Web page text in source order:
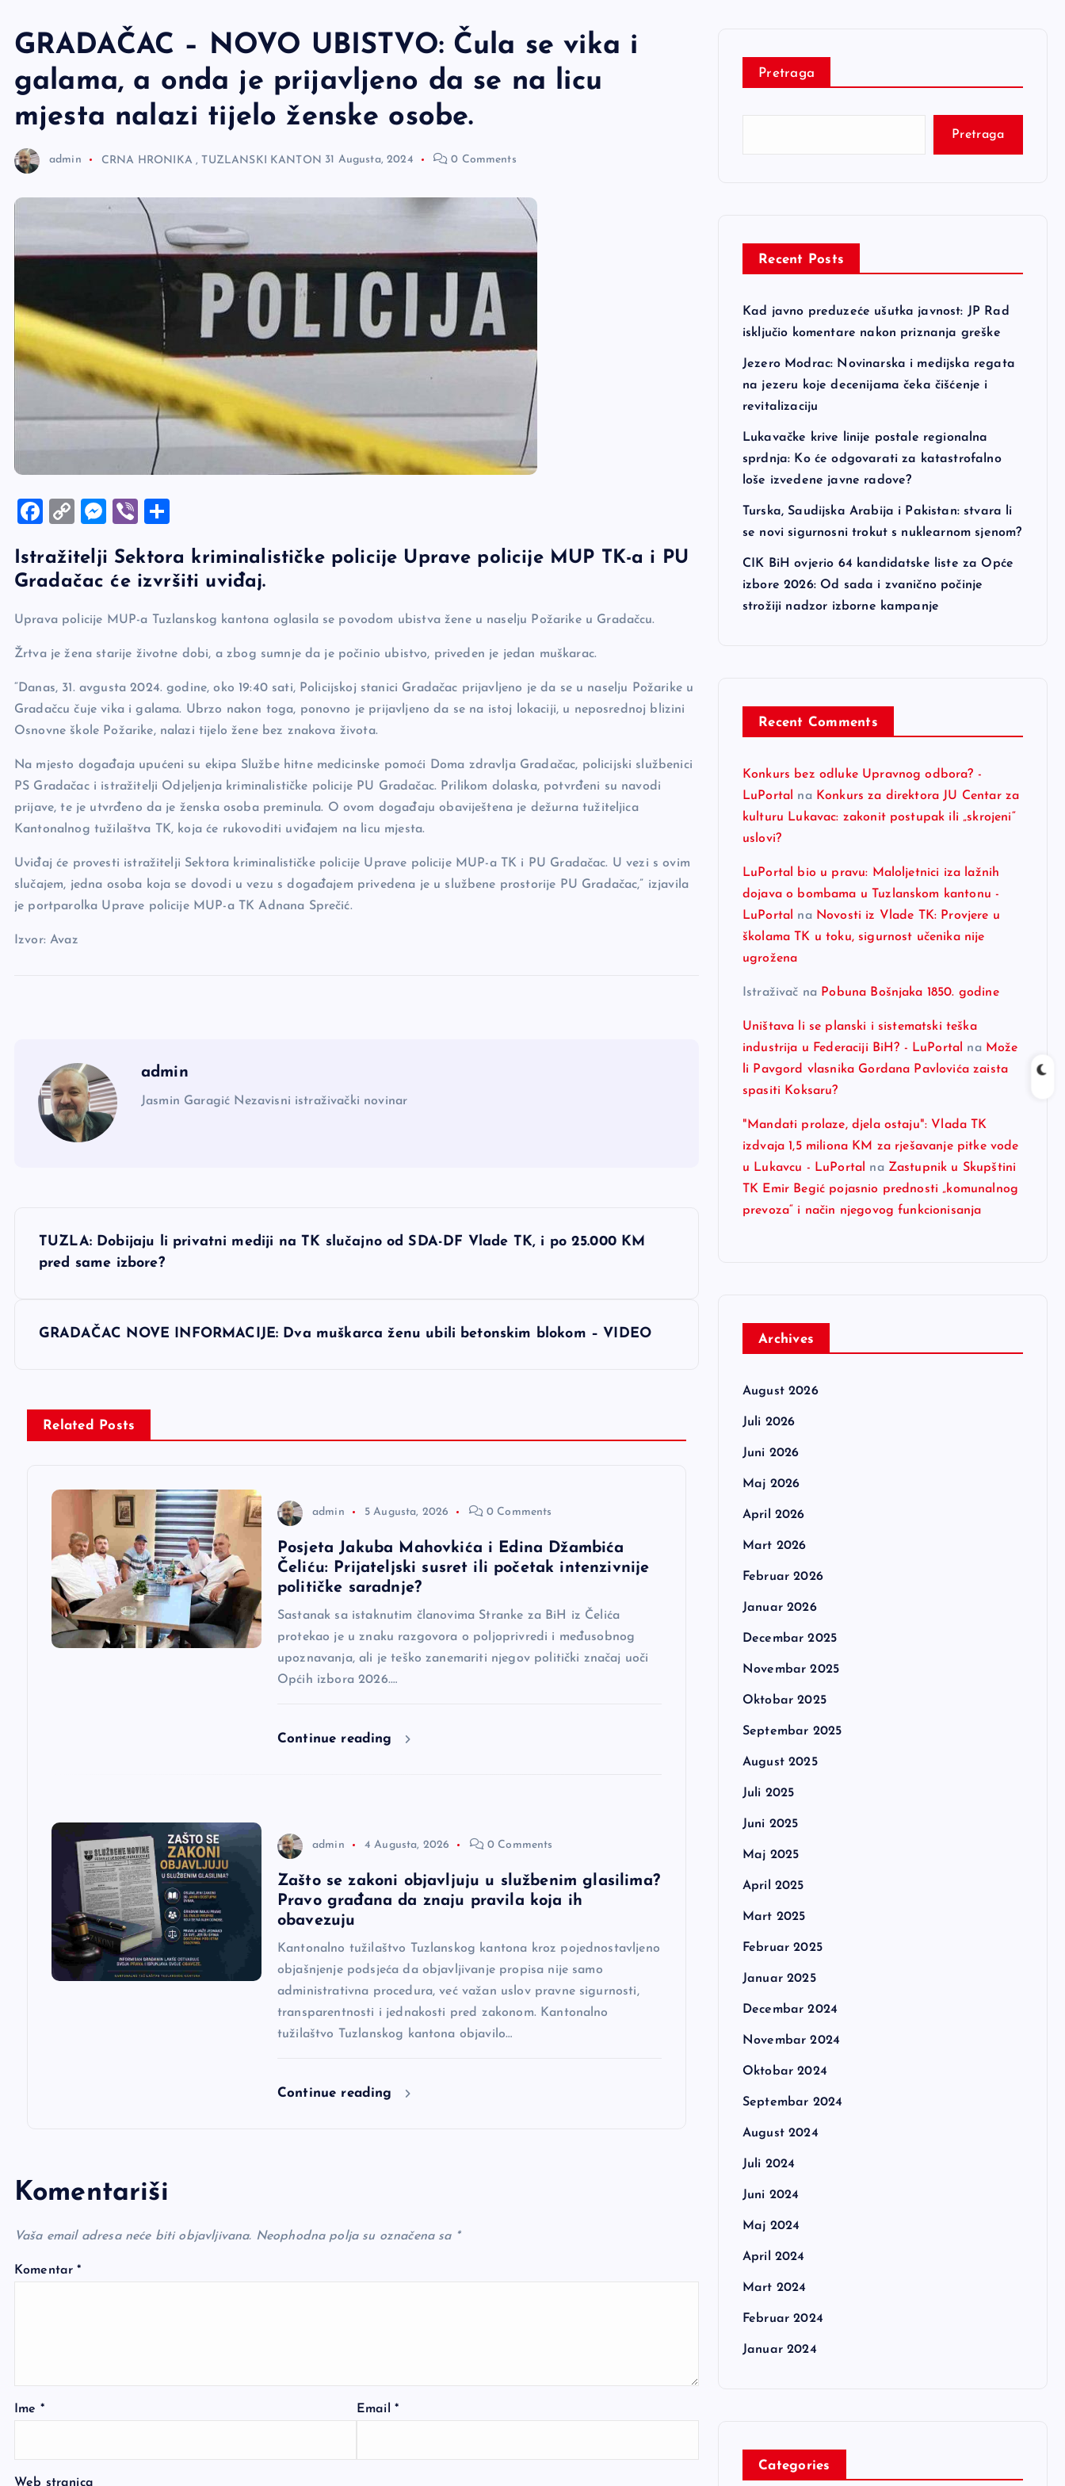
GRADAČAC – NOVO UBISTVO: Čula se vika i
galama, a onda je prijavljeno da se na licu
mjesta nalazi tijelo ženske osobe.
admin CRNA HRONIKA,TUZLANSKI KANTON 31 Augusta, 2024 0 Comments
F
c
e
b
o
k
C
p
y
Li
k
M
se
n
g
Vi
er ar
e
Istražitelji Sektora kriminalističke policije Uprave policije MUP TK-a i PU
Gradačac će izvršiti uviđaj.
Uprava policije MUP-a Tuzlanskog kantona oglasila se povodom ubistva žene u naselju Požarike u Gradačcu.
Žrtva je žena starije životne dobi, a zbog sumnje da je počinio ubistvo, priveden je jedan muškarac.
“Danas, 31. avgusta 2024. godine, oko 19:40 sati, Policijskoj stanici Gradačac prijavljeno je da se u naselju Požarike u
Gradačcu čuje vika i galama. Ubrzo nakon toga, ponovno je prijavljeno da se na istoj lokaciji, u neposrednoj blizini
Osnovne škole Požarike, nalazi tijelo žene bez znakova života.
Na mjesto događaja upućeni su ekipa Službe hitne medicinske pomoći Doma zdravlja Gradačac, policijski službenici
PS Gradačac i istražitelji Odjeljenja kriminalističke policije PU Gradačac. Prilikom dolaska, potvrđeni su navodi
prijave, te je utvrđeno da je ženska osoba preminula. O ovom događaju obaviještena je dežurna tužiteljica
Kantonalnog tužilaštva TK, koja će rukovoditi uviđajem na licu mjesta.
Uviđaj će provesti istražitelji Sektora kriminalističke policije Uprave policije MUP-a TK i PU Gradačac. U vezi s ovim
slučajem, jedna osoba koja se dovodi u vezu s događajem privedena je u službene prostorije PU Gradačac,” izjavila
je portparolka Uprave policije MUP-a TK Adnana Sprečić.
Izvor: Avaz
admin
Jasmin Garagić Nezavisni istraživački novinar
N
g
a
TUZLA: Dobijaju li privatni mediji na TK slučajno od SDA-DF Vlade TK, i po 25.000 KM
pred same izbore?
GRADAČAC NOVE INFORMACIJE: Dva muškarca ženu ubili betonskim blokom – VIDEO
Related Posts
admin 5 Augusta, 2026 0 Comments
Posjeta Jakuba Mahovkića i Edina Džambića
Čeliću: Prijateljski susret ili početak intenzivnije
političke saradnje?
Sastanak sa istaknutim članovima Stranke za BiH iz Čelića
protekao je u znaku razgovora o poljoprivredi i međusobnog
upoznavanja, ali je teško zanemariti njegov politički značaj uoči
Općih izbora 2026.…
Continue reading
admin 4 Augusta, 2026 0 Comments
Zašto se zakoni objavljuju u službenim glasilima?
Pravo građana da znaju pravila koja ih
obavezuju
Kantonalno tužilaštvo Tuzlanskog kantona kroz pojednostavljeno
objašnjenje podsjeća da objavljivanje propisa nije samo
administrativna procedura, već važan uslov pravne sigurnosti,
transparentnosti i jednakosti pred zakonom. Kantonalno
tužilaštvo Tuzlanskog kantona objavilo…
Continue reading
Komentariši
Vaša email adresa neće biti objavljivana. Neophodna polja su označena sa *
Komentar*
Ime * Email *
Web stranica
Pretraga
Pretraga
Recent Posts
Kad javno preduzeće ušutka javnost: JP Rad
isključio komentare nakon priznanja greške
Jezero Modrac: Novinarska i medijska regata
na jezeru koje decenijama čeka čišćenje i
revitalizaciju
Lukavačke krive linije postale regionalna
sprdnja: Ko će odgovarati za katastrofalno
loše izvedene javne radove?
Turska, Saudijska Arabija i Pakistan: stvara li
se novi sigurnosni trokut s nuklearnom sjenom?
CIK BiH ovjerio 64 kandidatske liste za Opće
izbore 2026: Od sada i zvanično počinje
strožiji nadzor izborne kampanje
Recent Comments
Konkurs bez odluke Upravnog odbora? -
LuPortal
na Konkurs za direktora JU Centar za
kulturu Lukavac: zakonit postupak ili „skrojeni“
uslovi?
LuPortal bio u pravu: Maloljetnici iza lažnih
dojava o bombama u Tuzlanskom kantonu -
LuPortal
na Novosti iz Vlade TK: Provjere u
školama TK u toku, sigurnost učenika nije
ugrožena
Istraživač na Pobuna Bošnjaka 1850. godine
Uništava li se planski i sistematski teška
industrija u Federaciji BiH? - LuPortal
na Može
li Pavgord vlasnika Gordana Pavlovića zaista
spasiti Koksaru?
"Mandati prolaze, djela ostaju": Vlada TK
izdvaja 1,5 miliona KM za rješavanje pitke vode
u Lukavcu - LuPortal
na Zastupnik u Skupštini
TK Emir Begić pojasnio prednosti „komunalnog
prevoza“ i način njegovog funkcionisanja
Archives
August 2026
Juli 2026
Juni 2026
Maj 2026
April 2026
Mart 2026
Februar 2026
Januar 2026
Decembar 2025
Novembar 2025
Oktobar 2025
Septembar 2025
August 2025
Juli 2025
Juni 2025
Maj 2025
April 2025
Mart 2025
Februar 2025
Januar 2025
Decembar 2024
Novembar 2024
Oktobar 2024
Septembar 2024
August 2024
Juli 2024
Juni 2024
Maj 2024
April 2024
Mart 2024
Februar 2024
Januar 2024
Categories